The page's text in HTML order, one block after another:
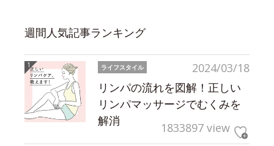
週間人気記事ランキング
2024/03/18
ライフスタイル
リンパの流れを図解！正しい
リンパマッサージでむくみを
解消
1833897 view